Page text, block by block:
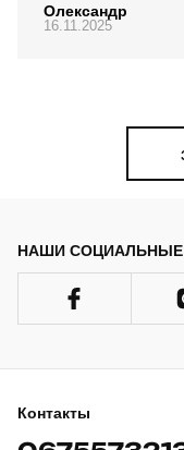
Олександр
16.11.2025
НАШИ СОЦИАЛЬНЫЕ
Контакты